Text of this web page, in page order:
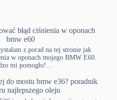
błąd ciśnienia w oponach
bmw e60
z porad na tej stronie jak
w oponach mojego BMW E60.
mi pomogło!…
do mostu bmw e36? poradnik
najlepszego oleju